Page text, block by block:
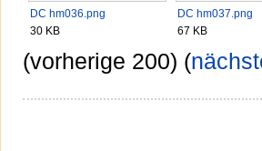
DC hm036.png
30 KB
DC hm037.png
67 KB
(vorherige 200) (